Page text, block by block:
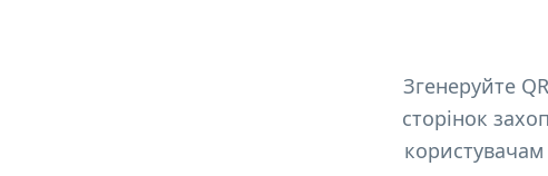
Згенеруйте
сторінок